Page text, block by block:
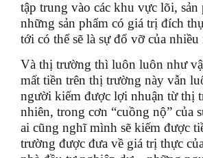
tập trung vào các khu vực lõi, sản
những sản phẩm có giá trị đích
tới có thể sẽ là sự đổ vỡ của nhiều
Và thị trường thì luôn luôn như
mất tiền trên thị trường này vẫn
người kiếm được lợi nhuận từ thị
nhiên, trong cơn “cuồng nộ” của
ai cũng nghĩ mình sẽ kiếm được
trường được đưa về giá trị thực